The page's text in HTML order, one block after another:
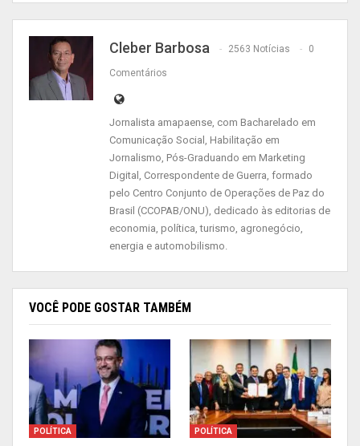
A reiteração decorreu do fato de a
desembargadora federal Ângela Catão, em
regime de plantão, ter indeferido o pedido liminar.
A defesa requereu a substituição da prisão
preventiva por outras medidas cautelares.
Na decisão, o desembargador escreveu que, seja
por vislumbrar possível – e vedada –
responsabilização penal objetiva, seja por
entender extemporânea a decisão quanto à data
dos fatos investigados, julgou que o caso não
exige a prisão do paciente.
“Também percebo que não se
justifica o recolhimento preventivo do
Cleber Barbosa 2563 Notícias 0
Comentários
Jornalista amapaense, com Bacharelado em
Comunicação Social, Habilitação em
Jornalismo, Pós-Graduando em Marketing
Digital, Correspondente de Guerra, formado
pelo Centro Conjunto de Operações de Paz do
Brasil (CCOPAB/ONU), dedicado às editorias de
economia, política, turismo, agronegócio,
energia e automobilismo.
VOCÊ PODE GOSTAR TAMBÉM
POLÍTICA POLÍTICA